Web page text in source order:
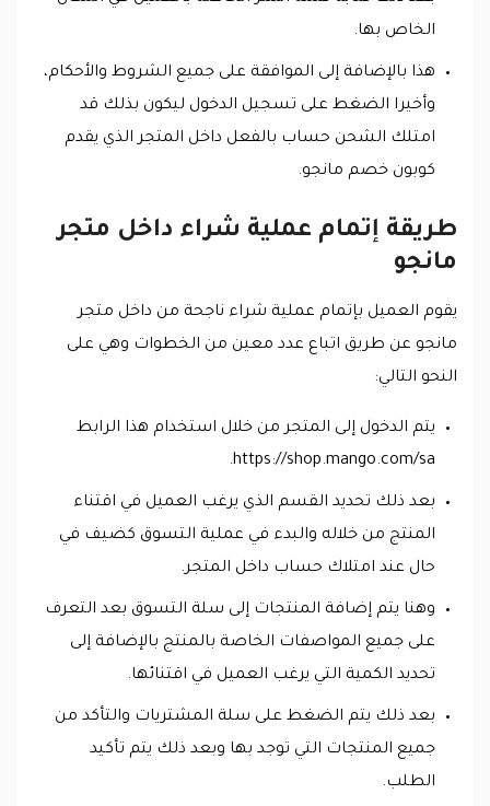
الخاص بها.
هذا بالإضافة إلى الموافقة على جميع الشروط والأحكام،
وأخيرا الضغط على تسجيل الدخول ليكون بذلك قد
امتلك الشحن حساب بالفعل داخل المتجر الذي يقدم
كوبون خصم مانجو.
طريقة إتمام عملية شراء داخل متجر
مانجو
يقوم العميل بإتمام عملية شراء ناجحة من داخل متجر
مانجو عن طريق اتباع عدد معين من الخطوات وهي على
النحو التالي:
يتم الدخول إلى المتجر من خلال استخدام هذا الرابط
https://shop.mango.com/sa.
بعد ذلك تحديد القسم الذي يرغب العميل في اقتناء
المنتج من خلاله والبدء في عملية التسوق كضيف في
حال عند امتلاك حساب داخل المتجر.
وهنا يتم إضافة المنتجات إلى سلة التسوق بعد التعرف
على جميع المواصفات الخاصة بالمنتج بالإضافة إلى
تحديد الكمية التي يرغب العميل في اقتنائها.
بعد ذلك يتم الضغط على سلة المشتريات والتأكد من
جميع المنتجات التي توجد بها وبعد ذلك يتم تأكيد
الطلب.